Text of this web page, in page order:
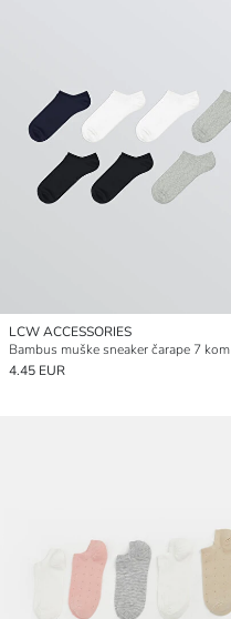
LCW ACCESSORIES
Bambus muške sneaker čarape 7 kom
4.45 EUR